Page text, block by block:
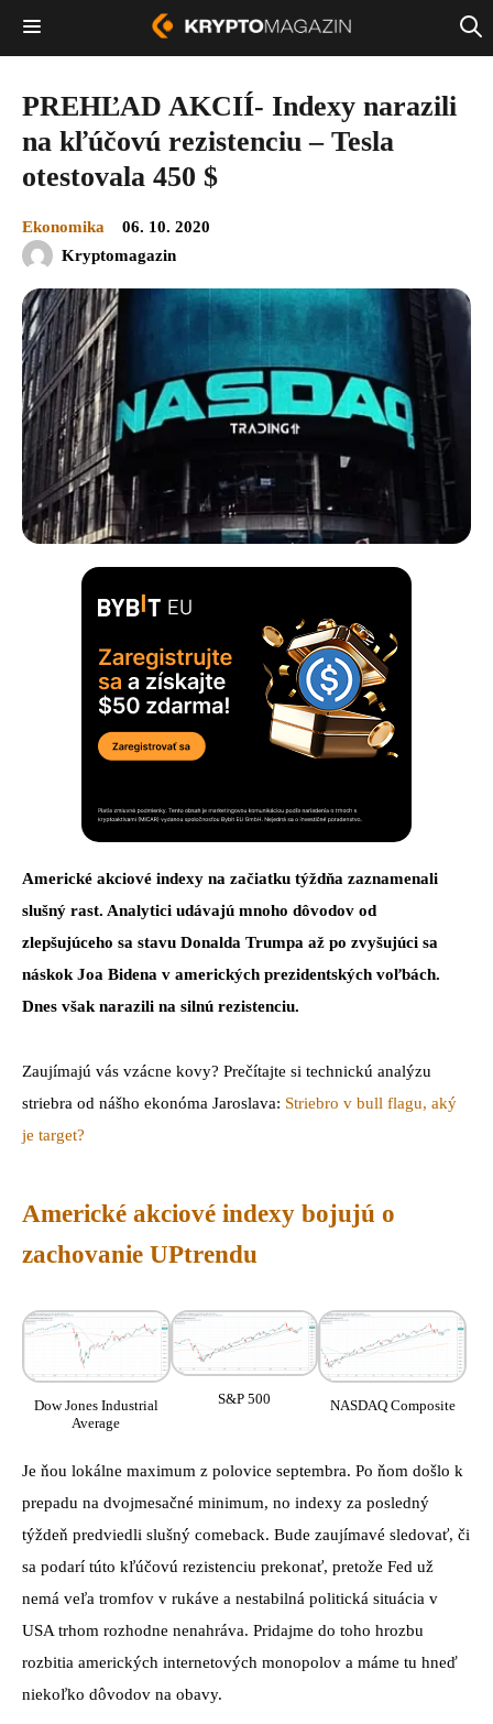
PREHĽAD AKCIÍ- Indexy narazili
na kľúčovú rezistenciu – Tesla
otestovala 450 $
Ekonomika
06. 10. 2020
Kryptomagazin
Americké akciové indexy na začiatku týždňa zaznamenali
slušný rast. Analytici udávajú mnoho dôvodov od
zlepšujúceho sa stavu Donalda Trumpa až po zvyšujúci sa
náskok Joa Bidena v amerických prezidentských voľbách.
Dnes však narazili na silnú rezistenciu.
Zaujímajú vás vzácne kovy? Prečítajte si technickú analýzu
striebra od nášho ekonóma Jaroslava: Striebro v bull flagu, aký
je target?
Americké akciové indexy bojujú o
zachovanie UPtrendu
Dow Jones Industrial
Average
S&P 500 NASDAQ Composite
Je ňou lokálne maximum z polovice septembra. Po ňom došlo k
prepadu na dvojmesačné minimum, no indexy za posledný
týždeň predviedli slušný comeback. Bude zaujímavé sledovať, či
sa podarí túto kľúčovú rezistenciu prekonať, pretože Fed už
nemá veľa tromfov v rukáve a nestabilná politická situácia v
USA trhom rozhodne nenahráva. Pridajme do toho hrozbu
rozbitia amerických internetových monopolov a máme tu hneď
niekoľko dôvodov na obavy.